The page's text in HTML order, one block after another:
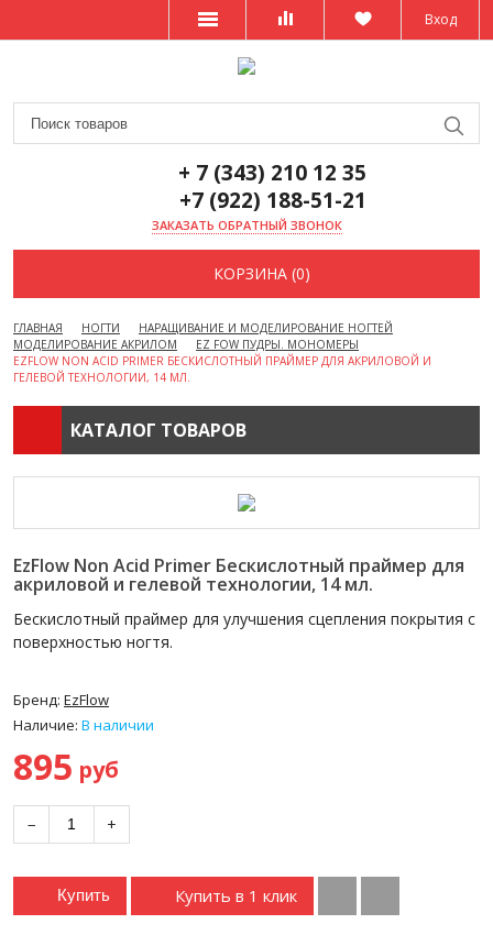
Вход
+ 7 (343) 210 12 35
+7 (922) 188-51-21
ЗАКАЗАТЬ ОБРАТНЫЙ ЗВОНОК
КОРЗИНА (0)
ГЛАВНАЯ НОГТИ
НАРАЩИВАНИЕ И МОДЕЛИРОВАНИЕ НОГТЕЙ
МОДЕЛИРОВАНИЕ АКРИЛОМ
EZ FOW ПУДРЫ. МОНОМЕРЫ
EZFLOW NON ACID PRIMER БЕСКИСЛОТНЫЙ ПРАЙМЕР ДЛЯ АКРИЛОВОЙ И
ГЕЛЕВОЙ ТЕХНОЛОГИИ, 14 МЛ.
КАТАЛОГ ТОВАРОВ
EzFlow Non Acid Primer Бескислотный праймер для
акриловой и гелевой технологии, 14 мл.
Бескислотный праймер для улучшения сцепления покрытия с
поверхностью ногтя.
Бренд: EzFlow
Наличие: В наличии
895 руб
− +
Купить Купить в 1 клик